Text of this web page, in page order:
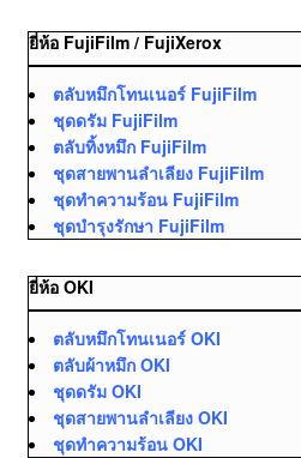
ยี่ห้อ FujiFilm / FujiXerox
ตลับหมึกโทนเนอร์ FujiFilm
ชุดดรัม FujiFilm
ตลับทิ้งหมึก FujiFilm
ชุดสายพานลำเลียง FujiFilm
ชุดทำความร้อน FujiFilm
ชุดบำรุงรักษา FujiFilm
ยี่ห้อ OKI
ตลับหมึกโทนเนอร์ OKI
ตลับผ้าหมึก OKI
ชุดดรัม OKI
ชุดสายพานลำเลียง OKI
ชุดทำความร้อน OKI